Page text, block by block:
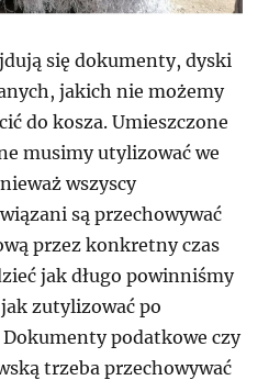
się dokumenty, dyski
jakich nie możemy
do kosza. Umieszczone
musimy utylizować we
wszyscy
są przechowywać
przez konkretny czas
jak długo powinniśmy
zutylizować po
podatkowe czy
trzeba przechowywać